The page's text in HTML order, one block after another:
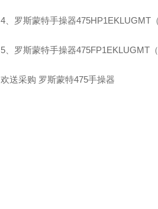
4、罗斯蒙特手操器475HP1EKLUGMT
5、罗斯蒙特手操器475FP1EKLUGMT
欢送采购 罗斯蒙特475手操器